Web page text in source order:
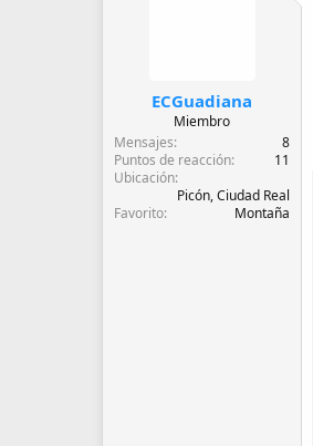
ECGuadiana
Miembro
Mensajes
8
Puntos de reacción
11
Ubicación
Picón, Ciudad Real
Favorito
Montaña